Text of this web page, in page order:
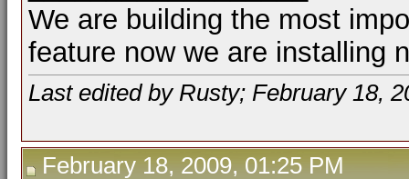
We are building the most
feature now we are installing
Last edited by Rusty; February 18,
February 18, 2009, 01:25 PM